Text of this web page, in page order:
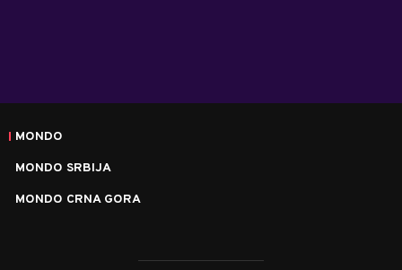
MONDO
MONDO SRBIJA
MONDO CRNA GORA